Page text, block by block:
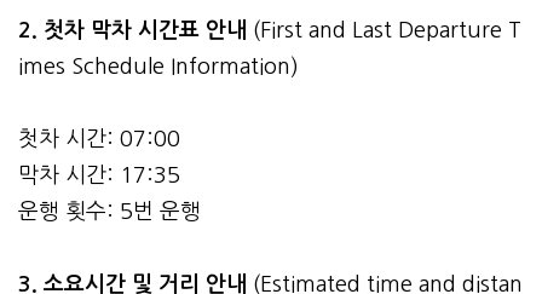
2. 첫차 막차 시간표 안내 (First and Last Departure T
imes Schedule Information)
첫차 시간: 07:00
막차 시간: 17:35
운행 횟수: 5번 운행
3. 소요시간 및 거리 안내 (Estimated time and distan